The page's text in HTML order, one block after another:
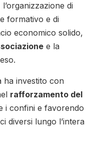
di
formativo e di
economico solido,
e la
ha investito con
rafforzamento del
i confini e favorendo
diversi lungo l’intera